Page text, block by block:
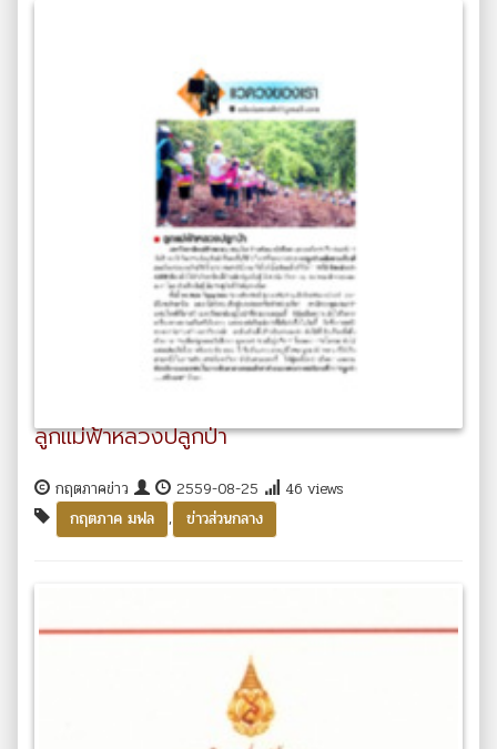
ลูกแม่ฟ้าหลวงปลูกป่า
กฤตภาคข่าว 2559-08-25
46 views
กฤตภาค มฟล
, ข่าวส่วนกลาง